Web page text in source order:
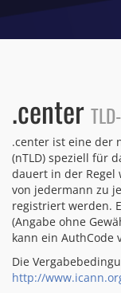
.center
.center ist eine der
(nTLD) speziell für
dauert in der Regel
von jedermann zu
registriert werden.
(Angabe ohne
kann ein AuthCode
Die
http://